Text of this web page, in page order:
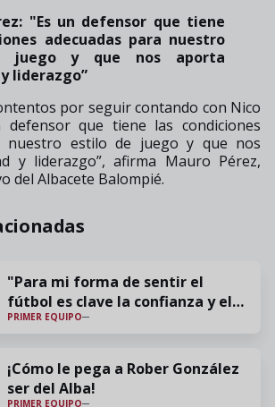
"Es un defensor que tiene
adecuadas para nuestro
juego y que nos aporta
liderazgo”
por seguir contando con Nico
defensor que tiene las condiciones
nuestro estilo de juego y que nos
y liderazgo”, afirma Mauro Pérez,
del Albacete Balompié.
"Para mi forma de sentir el
fútbol es clave la confianza y el
cariño"
PRIMER EQUIPO
¡Cómo le pega a Rober González
ser del Alba!
PRIMER EQUIPO